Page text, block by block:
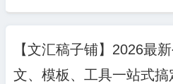
力量。 8.发扬“胆”“识”“谋”、增创新优
对定下的事
认定的目标
工具，亲测
之炊” 写材
【文汇稿子铺】2026最
文、模板、工具一站式